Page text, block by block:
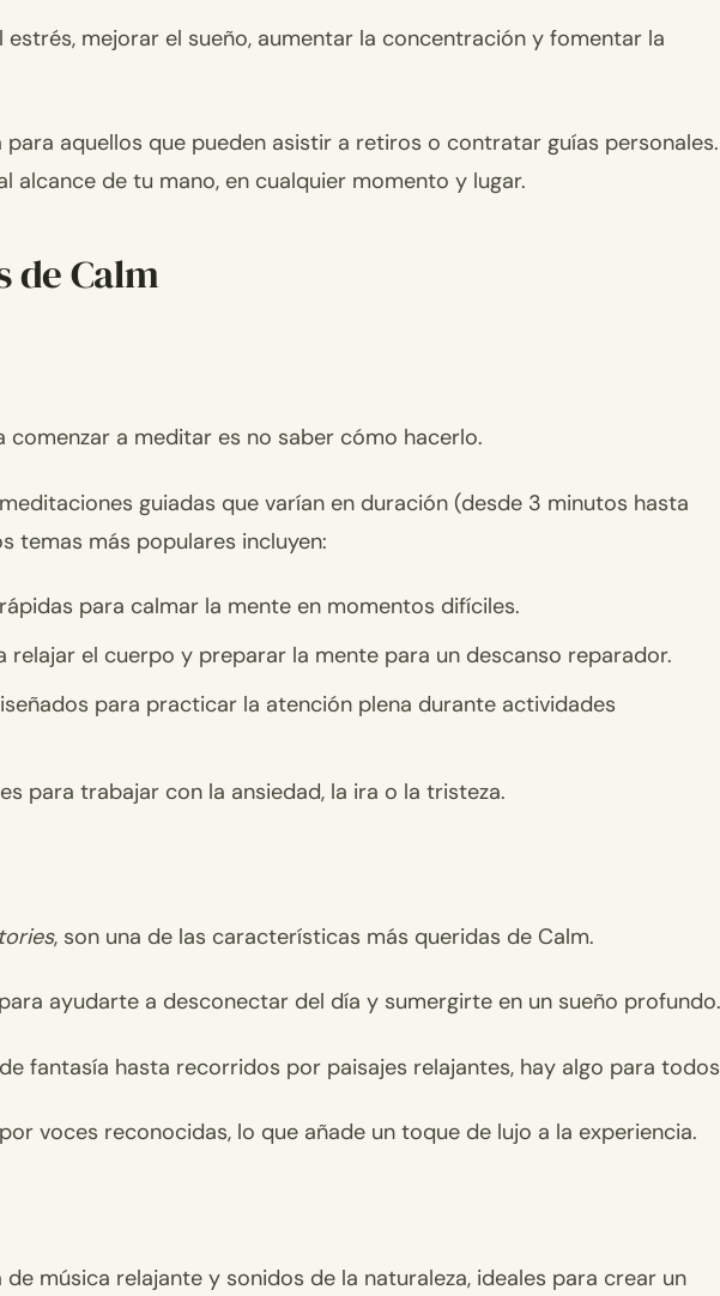
mejorar el sueño, aumentar la concentración y fomentar la
aquellos que pueden asistir a retiros o contratar guías personales.
alcance de tu mano, en cualquier momento y lugar.
de Calm
comenzar a meditar es no saber cómo hacerlo.
guiadas que varían en duración (desde 3 minutos hasta
temas más populares incluyen:
para calmar la mente en momentos difíciles.
relajar el cuerpo y preparar la mente para un descanso reparador.
para practicar la atención plena durante actividades
para trabajar con la ansiedad, la ira o la tristeza.
, son una de las características más queridas de Calm.
ayudarte a desconectar del día y sumergirte en un sueño profundo.
fantasía hasta recorridos por paisajes relajantes, hay algo para
voces reconocidas, lo que añade un toque de lujo a la experiencia.
música relajante y sonidos de la naturaleza, ideales para crear un